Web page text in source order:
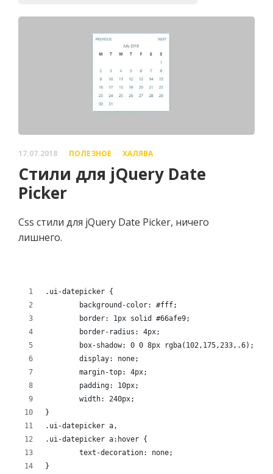
17.07.2018 ПОЛЕЗНОЕ ХАЛЯВА
Стили для jQuery Date
Picker
Css стили для jQuery Date Picker, ничего
лишнего.
.ui-datepicker {
	background-color: #fff;
	border: 1px solid #66afe9;
	border-radius: 4px;
	box-shadow: 0 0 8px rgba(102,175,233,.6);
	display: none;
	margin-top: 4px;
	padding: 10px;
	width: 240px;
}
.ui-datepicker a,
.ui-datepicker a:hover {
	text-decoration: none;
}